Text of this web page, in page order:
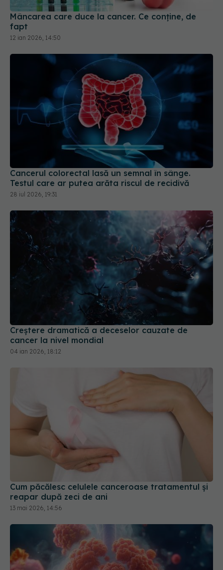
Mâncarea care duce la cancer. Ce conține, de
fapt
12 ian 2026, 14:50
Cancerul colorectal lasă un semnal în sânge.
Testul care ar putea arăta riscul de recidivă
28 iul 2026, 19:31
Creștere dramatică a deceselor cauzate de
cancer la nivel mondial
04 ian 2026, 18:12
Cum păcălesc celulele canceroase tratamentul și
reapar după zeci de ani
13 mai 2026, 14:56